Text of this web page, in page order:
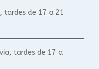
tardes de 17 a 21
tardes de 17 a